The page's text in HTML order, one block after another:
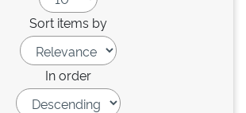
Sort items by
In order